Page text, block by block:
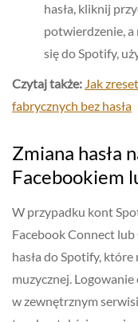
hasła, kliknij
potwierdzenie, a
się do Spotify,
Czytaj także: Jak
fabrycznych bez hasła
Zmiana hasła
Facebookiem
W przypadku kont
Facebook Connect
hasła do Spotify,
muzycznej.
w zewnętrznym